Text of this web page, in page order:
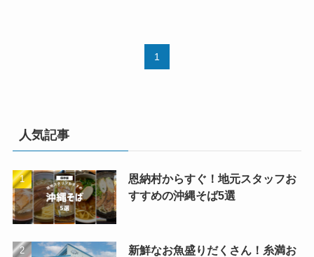
1
人気記事
恩納村からすぐ！地元スタッフお
すすめの沖縄そば5選
新鮮なお魚盛りだくさん！糸満お